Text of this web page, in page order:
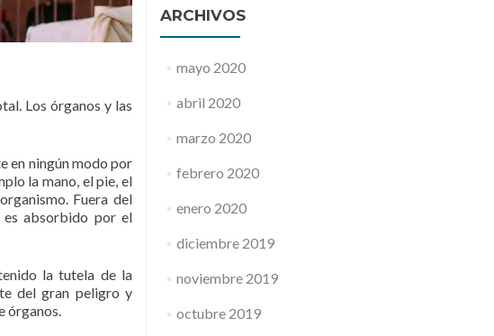
Los órganos y las
en ningún modo por
la mano, el pie, el
Fuera del
es absorbido por el
la tutela de la
del gran peligro y
órganos.
ARCHIVOS
mayo 2020
abril 2020
marzo 2020
febrero 2020
enero 2020
diciembre 2019
noviembre 2019
octubre 2019